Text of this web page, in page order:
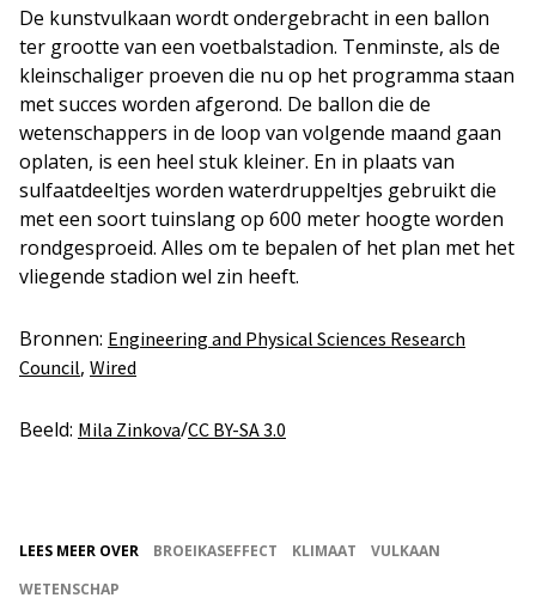
De kunstvulkaan wordt ondergebracht in een ballon
ter grootte van een voetbalstadion. Tenminste, als de
kleinschaliger proeven die nu op het programma staan
met succes worden afgerond. De ballon die de
wetenschappers in de loop van volgende maand gaan
oplaten, is een heel stuk kleiner. En in plaats van
sulfaatdeeltjes worden waterdruppeltjes gebruikt die
met een soort tuinslang op 600 meter hoogte worden
rondgesproeid. Alles om te bepalen of het plan met het
vliegende stadion wel zin heeft.
Bronnen: Engineering and Physical Sciences Research
Council, Wired
Beeld: Mila Zinkova/CC BY-SA 3.0
LEES MEER OVER BROEIKASEFFECT KLIMAAT
VULKAAN
WETENSCHAP